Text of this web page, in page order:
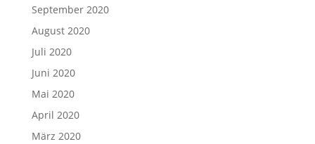
September 2020
August 2020
Juli 2020
Juni 2020
Mai 2020
April 2020
März 2020